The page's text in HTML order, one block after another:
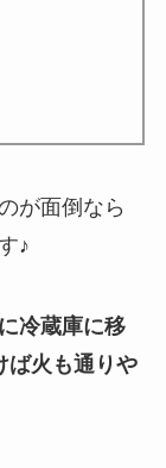
が面倒なら
♪
冷蔵庫に移
ば火も通りや